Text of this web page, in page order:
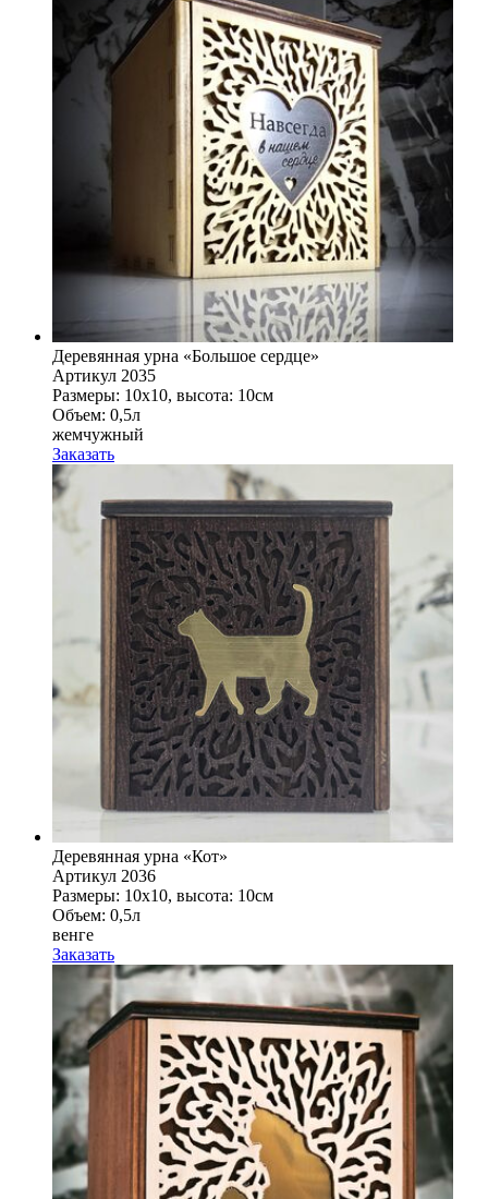
Деревянная урна «Большое сердце»
Артикул 2035
Размеры: 10x10, высота: 10см
Объем: 0,5л
жемчужный
Заказать
Деревянная урна «Кот»
Артикул 2036
Размеры: 10x10, высота: 10см
Объем: 0,5л
венге
Заказать